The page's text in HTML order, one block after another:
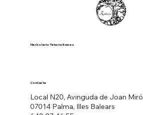
Herbolario Tetería Raíces
Local N20, Avinguda de Joan Miró
07014 Palma, Illes Balears
Contacte